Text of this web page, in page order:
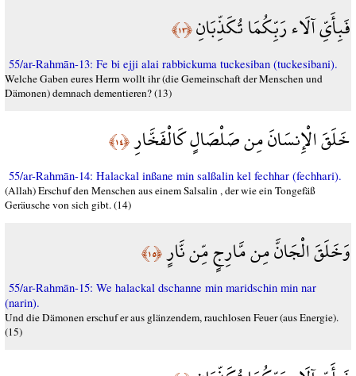
فَبِأَيِّ آلَاء رَبِّكُمَا تُكَذِّبَانِ﴿١٣﴾
55/ar-Rahmān-13: Fe bi ejji alai rabbickuma tuckesiban (tuckesibani).
Welche Gaben eures Herrn wollt ihr (die Gemeinschaft der Menschen und
Dämonen) demnach dementieren? (13)
خَلَقَ الْإِنسَانَ مِن صَلْصَالٍ كَالْفَخَّارِ﴿١٤﴾
55/ar-Rahmān-14: Halackal inßane min salßalin kel fechhar (fechhari).
(Allah) Erschuf den Menschen aus einem Salsalin , der wie ein Tongefäß
Geräusche von sich gibt. (14)
وَخَلَقَ الْجَانَّ مِن مَّارِجٍ مِّن نَّارٍ﴿١٥﴾
55/ar-Rahmān-15: We halackal dschanne min maridschin min nar
(narin).
Und die Dämonen erschuf er aus glänzendem, rauchlosen Feuer (aus Energie).
(15)